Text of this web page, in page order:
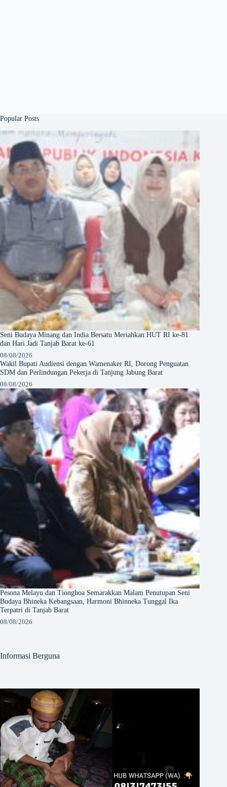
Popular Posts
Seni Budaya Minang dan India Bersatu Meriahkan HUT RI ke-81
dan Hari Jadi Tanjab Barat ke-61
08/08/2026
Wakil Bupati Audiensi dengan Wamenaker RI, Dorong Penguatan
SDM dan Perlindungan Pekerja di Tanjung Jabung Barat
08/08/2026
Pesona Melayu dan Tionghoa Semarakkan Malam Penutupan Seni
Budaya Bhineka Kebangsaan, Harmoni Bhinneka Tunggal Ika
Terpatri di Tanjab Barat
08/08/2026
Informasi Berguna